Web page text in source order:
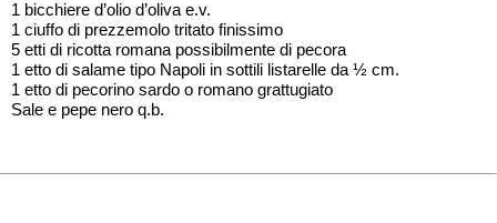
1 bicchiere d’olio d’oliva e.v.
1 ciuffo di prezzemolo tritato finissimo
5 etti di ricotta romana possibilmente di pecora
1 etto di salame tipo Napoli in sottili listarelle da ½ cm.
1 etto di pecorino sardo o romano grattugiato
Sale e pepe nero q.b.